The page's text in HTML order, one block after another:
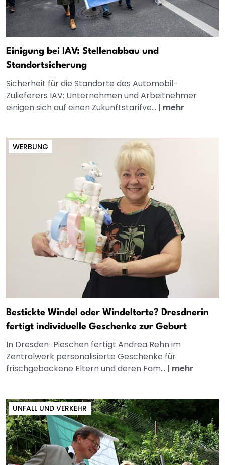
Einigung bei IAV: Stellenabbau und
Standortsicherung
Sicherheit für die Standorte des Automobil-
Zulieferers IAV: Unternehmen und Arbeitnehmer
einigen sich auf einen Zukunftstarifve... | mehr
WERBUNG
Bestickte Windel oder Windeltorte? Dresdnerin
fertigt individuelle Geschenke zur Geburt
In Dresden-Pieschen fertigt Andrea Rehn im
Zentralwerk personalisierte Geschenke für
frischgebackene Eltern und deren Fam... | mehr
UNFALL UND VERKEHR